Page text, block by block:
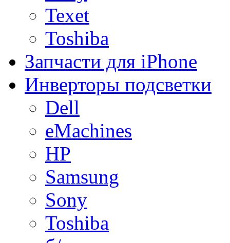
Texet
Toshiba
Запчасти для iPhone
Инверторы подсветки
Dell
eMachines
HP
Samsung
Sony
Toshiba